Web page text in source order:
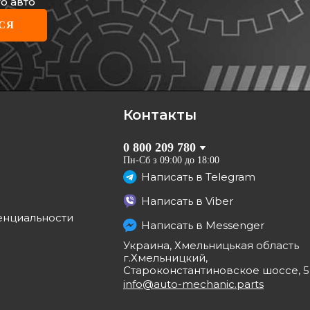
тормоза Renault
Vivaro 01-
Контакты
0 800 209 780
Пн-Сб з 09:00 до 18:00
Написать в Telegram
Написать в Viber
Написать в Messenger
Украина, Хмельницькая область
г.Хмельницкий,
Староконстантиновское шоссе, 5
info@auto-mechanic.parts